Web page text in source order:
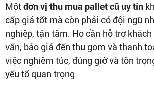
Mộtđơn vị thu mua pallet cũ uy tín
cấp giá tốt mà còn phải có đội ngũ
nghiệp, tận tâm. Họ cần hỗ trợ
vấn, báo giá đến thu gom và thanh
việc nghiêm túc, đúng giờ và tôn
yếu tố quan trọng.